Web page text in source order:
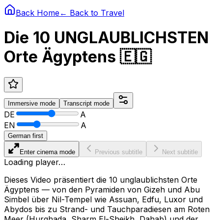
Back Home← Back to Travel
Die 10 UNGLAUBLICHSTEN
Orte Ägyptens 🇪🇬
Immersive mode Transcript mode
DE
A
EN
A
German first
Enter cinema mode Previous subtitle Next subtitle
Loading player…
Dieses Video präsentiert die 10 unglaublichsten Orte
Ägyptens — von den Pyramiden von Gizeh und Abu
Simbel über Nil-Tempel wie Assuan, Edfu, Luxor und
Abydos bis zu Strand- und Tauchparadiesen am Roten